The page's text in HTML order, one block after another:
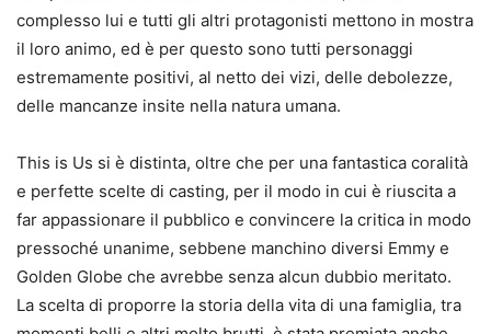
complesso lui e tutti gli altri protagonisti mettono in mostra
il loro animo, ed è per questo sono tutti personaggi
estremamente positivi, al netto dei vizi, delle debolezze,
delle mancanze insite nella natura umana.
This is Us si è distinta, oltre che per una fantastica coralità
e perfette scelte di casting, per il modo in cui è riuscita a
far appassionare il pubblico e convincere la critica in modo
pressoché unanime, sebbene manchino diversi Emmy e
Golden Globe che avrebbe senza alcun dubbio meritato.
La scelta di proporre la storia della vita di una famiglia, tra